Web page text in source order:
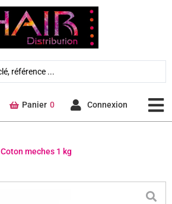
Panier 0 Connexion
Coton meches 1 kg